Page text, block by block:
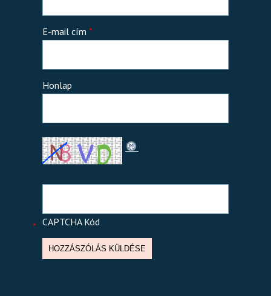
E-mail cím*
Honlap
CAPTCHA Kód
*